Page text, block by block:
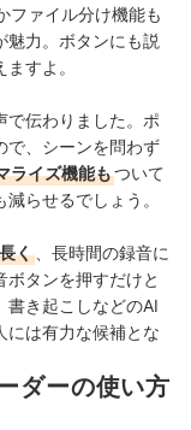
ファイル分け機能も
魅力。ボタンにも説
すよ。
で伝わりました。ポ
で、シーンを問わず
ライズ機能もついて
らせるでしょう。
く
、長時間の録音に
タンを押すだけと
書き起こしなどのAI
には有力な候補とな
ダーの使い方